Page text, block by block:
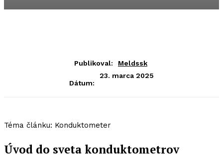
Publikoval: Meldssk
Dátum:
23. marca 2025
Téma článku: Konduktometer
Úvod do sveta konduktometrov